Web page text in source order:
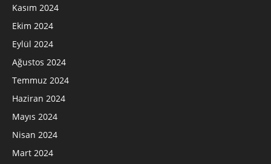
Kasım 2024
Ekim 2024
Eylül 2024
Ağustos 2024
Temmuz 2024
Haziran 2024
Mayıs 2024
Nisan 2024
Mart 2024